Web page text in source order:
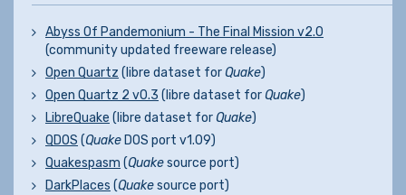
Abyss Of Pandemonium - The Final Mission v2.0
(community updated freeware release)
Open Quartz (libre dataset for Quake)
Open Quartz 2 v0.3 (libre dataset for Quake)
LibreQuake (libre dataset for Quake)
QDOS (Quake DOS port v1.09)
Quakespasm (Quakesource port)
DarkPlaces (Quakesource port)